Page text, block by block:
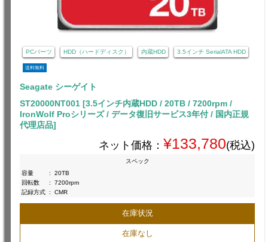
PCパーツ HDD（ハードディスク） 内蔵HDD 3.5インチ SerialATA HDD
送料無料
Seagate シーゲイト
ST20000NT001 [3.5インチ内蔵HDD / 20TB / 7200rpm /
IronWolf Proシリーズ / データ復旧サービス3年付 / 国内正規
代理店品]
ネット価格： ¥133,780(税込)
スペック
容量
:
20TB
回転数
:
7200rpm
記録方式 : CMR
在庫状況
在庫なし